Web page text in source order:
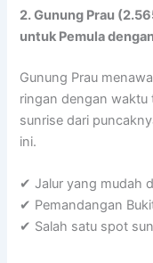
2. Gunung Prau
untuk Pemula
Gunung Prau
ringan dengan waktu
sunrise dari
ini.
✔ Jalur yang mudah
✔ Pemandangan
✔ Salah satu spot